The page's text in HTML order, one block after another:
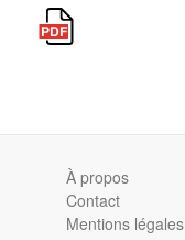
À propos
Contact
Mentions légales